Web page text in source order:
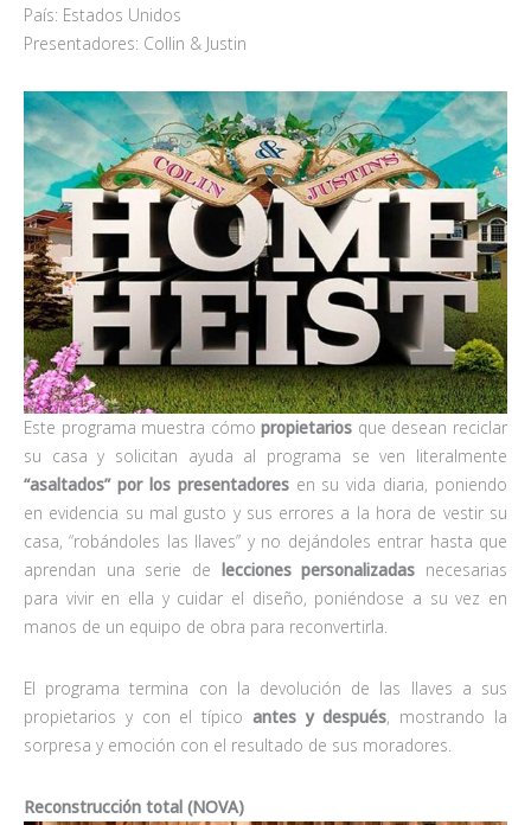
País: Estados Unidos
Presentadores: Collin & Justin
Este programa muestra cómopropietarios que desean reciclar
su casa y solicitan ayuda al programa se ven literalmente
“asaltados” por los presentadoresen su vida diaria, poniendo
en evidencia su mal gusto y sus errores a la hora de vestir su
casa, “robándoles las llaves” y no dejándoles entrar hasta que
aprendan una serie de lecciones personalizadas necesarias
para vivir en ella y cuidar el diseño, poniéndose a su vez en
manos de un equipo de obra para reconvertirla.
El programa termina con la devolución de las llaves a sus
propietarios y con el típico antes y después, mostrando la
sorpresa y emoción con el resultado de sus moradores.
Reconstrucción total (NOVA)